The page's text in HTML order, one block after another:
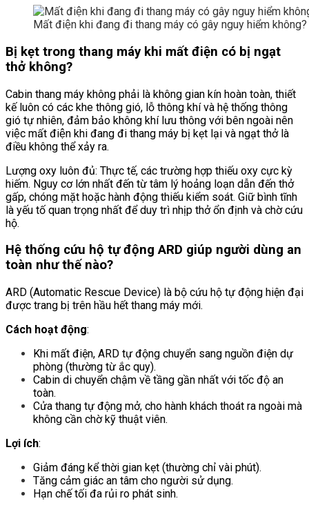
Mất điện khi đang đi thang máy có gây nguy hiểm không?
Bị kẹt trong thang máy khi mất điện có bị ngạt
thở không?
Cabin thang máy không phải là không gian kín hoàn toàn, thiết
kế luôn có các khe thông gió, lỗ thông khí và hệ thống thông
gió tự nhiên, đảm bảo không khí lưu thông với bên ngoài nên
việc mất điện khi đang đi thang máy bị kẹt lại và ngạt thở là
điều không thể xảy ra.
Lượng oxy luôn đủ: Thực tế, các trường hợp thiếu oxy cực kỳ
hiếm. Nguy cơ lớn nhất đến từ tâm lý hoảng loạn dẫn đến thở
gấp, chóng mặt hoặc hành động thiếu kiểm soát. Giữ bình tĩnh
là yếu tố quan trọng nhất để duy trì nhịp thở ổn định và chờ cứu
hộ.
Hệ thống cứu hộ tự động ARD giúp người dùng an
toàn như thế nào?
ARD (Automatic Rescue Device) là bộ cứu hộ tự động hiện đại
được trang bị trên hầu hết thang máy mới.
Cách hoạt động:
Khi mất điện, ARD tự động chuyển sang nguồn điện dự
phòng (thường từ ắc quy).
Cabin di chuyển chậm về tầng gần nhất với tốc độ an
toàn.
Cửa thang tự động mở, cho hành khách thoát ra ngoài mà
không cần chờ kỹ thuật viên.
Lợi ích:
Giảm đáng kể thời gian kẹt (thường chỉ vài phút).
Tăng cảm giác an tâm cho người sử dụng.
Hạn chế tối đa rủi ro phát sinh.